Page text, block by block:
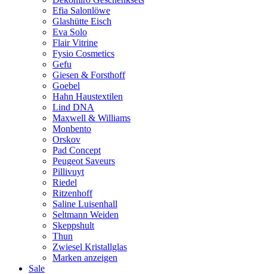
Efia Salonlöwe
Glashütte Eisch
Eva Solo
Flair Vitrine
Fysio Cosmetics
Gefu
Giesen & Forsthoff
Goebel
Hahn Haustextilen
Lind DNA
Maxwell & Williams
Monbento
Orskov
Pad Concept
Peugeot Saveurs
Pillivuyt
Riedel
Ritzenhoff
Saline Luisenhall
Seltmann Weiden
Skeppshult
Thun
Zwiesel Kristallglas
Marken anzeigen
Sale